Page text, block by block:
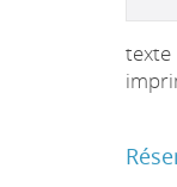
texte